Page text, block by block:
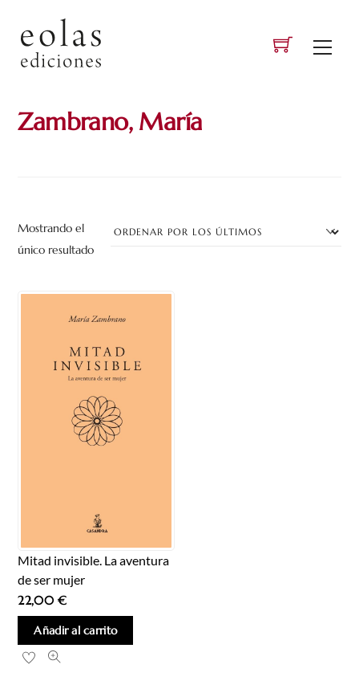
content
Zambrano, María
Mostrando el
único resultado
Mitad invisible. La aventura
de ser mujer
22,00€
Añadir al carrito